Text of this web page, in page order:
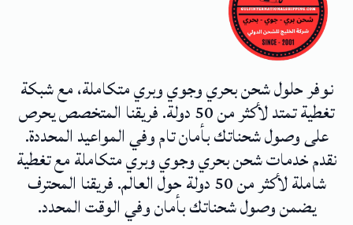
نوفر حلول شحن بحري وجوي وبري متكاملة، مع شبكة
تغطية تمتد لأكثر من 50 دولة. فريقنا المتخصص يحرص
على وصول شحناتك بأمان تام وفي المواعيد المحددة.
نقدم خدمات شحن بحري وجوي وبري متكاملة مع تغطية
شاملة لأكثر من 50 دولة حول العالم. فريقنا المحترف
يضمن وصول شحناتك بأمان وفي الوقت المحدد.